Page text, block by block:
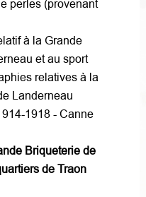
perles (provenant
à la Grande
et au sport
relatives à la
Landerneau
1918 - Canne
Briqueterie de
de Traon